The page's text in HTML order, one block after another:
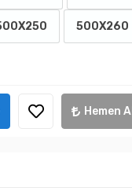
500X260
Hemen Al